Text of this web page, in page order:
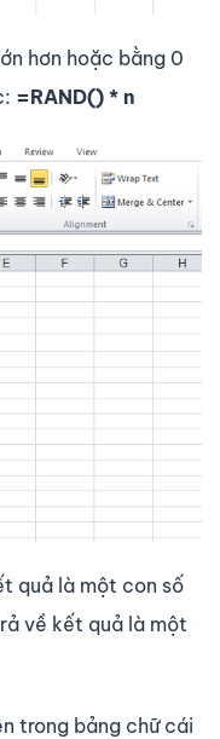
hơn hoặc bằng 0
=RAND() * n
quả là một con số
về kết quả là một
trong bảng chữ cái